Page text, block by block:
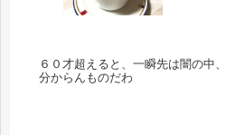
６０才超えると、一瞬先は闇の中、
分からんものだわ